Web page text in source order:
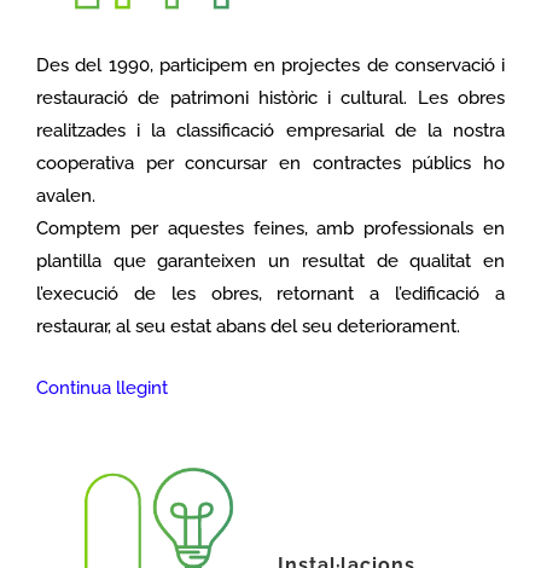
Des del 1990, participem en projectes de conservació i
restauració de patrimoni històric i cultural. Les obres
realitzades i la classificació empresarial de la nostra
cooperativa per concursar en contractes públics ho
avalen.
Comptem per aquestes feines, amb professionals en
plantilla que garanteixen un resultat de qualitat en
l’execució de les obres, retornant a l’edificació a
restaurar, al seu estat abans del seu deteriorament.
Continua llegint